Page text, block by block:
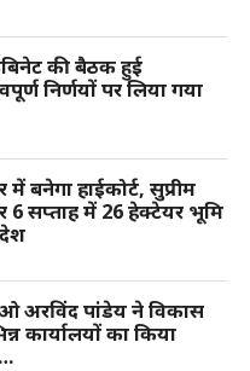
की बैठक हुई
निर्णयों पर लिया गया
में बनेगा हाईकोर्ट, सुप्रीम
6 सप्ताह में 26 हेक्टेयर भूमि
अरविंद पांडेय ने विकास
कार्यालयों का किया